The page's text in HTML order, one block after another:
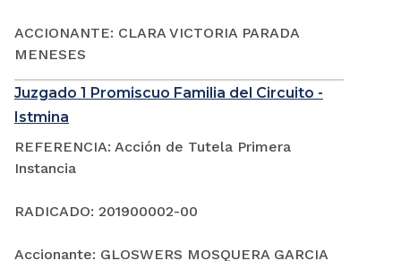
ACCIONANTE: CLARA VICTORIA PARADA
MENESES
Juzgado 1 Promiscuo Familia del Circuito -
Istmina
REFERENCIA: Acción de Tutela Primera
Instancia
RADICADO: 201900002-00
Accionante: GLOSWERS MOSQUERA GARCIA